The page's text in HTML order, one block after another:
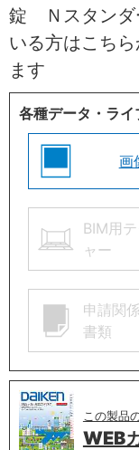
錠 Ｎスタンダ
いる方はこち
ます
各種データ・ライ
画
BIM用
ャー
申請関
書類
この製品
WEB